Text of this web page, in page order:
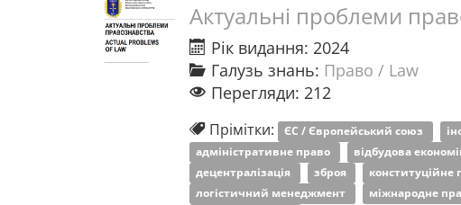
Актуальні проблеми
Рік видання: 2024
Галузь знань: Право / Law
Перегляди: 212
Прімітки: ЄС / Європейський союз
адміністративне право
відбудова
децентралізація
зброя конституційне
логістичний менеджмент
міжнародне